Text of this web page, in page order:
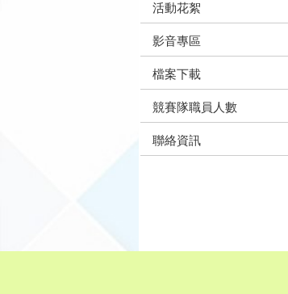
活動花絮
影音專區
檔案下載
競賽隊職員人數
聯絡資訊